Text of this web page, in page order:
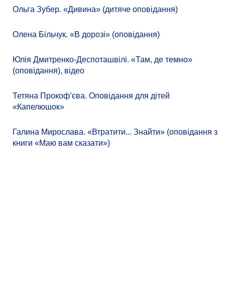
Ольга Зубер. «Дивина» (дитяче оповідання)
Олена Більчук. «В дорозі» (оповідання)
Юлія Дмитренко-Деспоташвілі. «Там, де темно»
(оповідання), відео
Тетяна Прокоф’єва. Оповідання для дітей
«Капелюшок»
Галина Мирослава. «Втратити... Знайти» (оповідання з
книги «Маю вам сказати»)